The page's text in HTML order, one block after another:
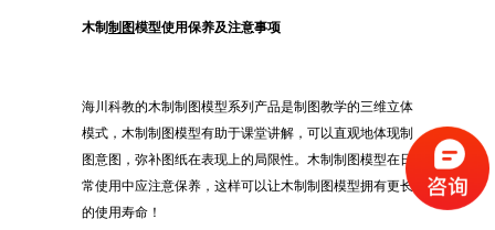
木制制图模型使用保养及注意事项
海川科教的木制制图模型系列产品是制图教学的三维立体
模式，木制制图模型有助于课堂讲解，可以直观地体现制
图意图，弥补图纸在表现上的局限性。木制制图模型在日
常使用中应注意保养，这样可以让木制制图模型拥有更长
的使用寿命！